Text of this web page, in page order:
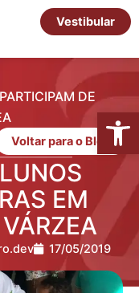
Vestibular
DE
Voltar para o Blog
EM
17/05/2019
Abrir